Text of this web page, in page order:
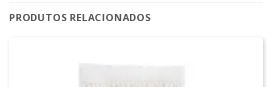
PRODUTOS RELACIONADOS